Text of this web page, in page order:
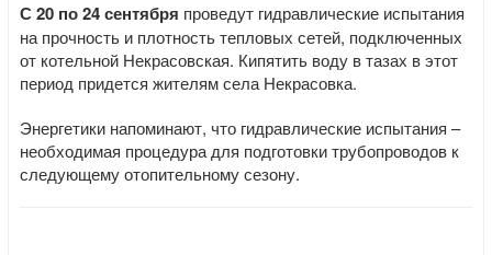
С 20 по 24 сентября проведут гидравлические испытания
на прочность и плотность тепловых сетей, подключенных
от котельной Некрасовская. Кипятить воду в тазах в этот
период придется жителям села Некрасовка.
Энергетики напоминают, что гидравлические испытания –
необходимая процедура для подготовки трубопроводов к
следующему отопительному сезону.